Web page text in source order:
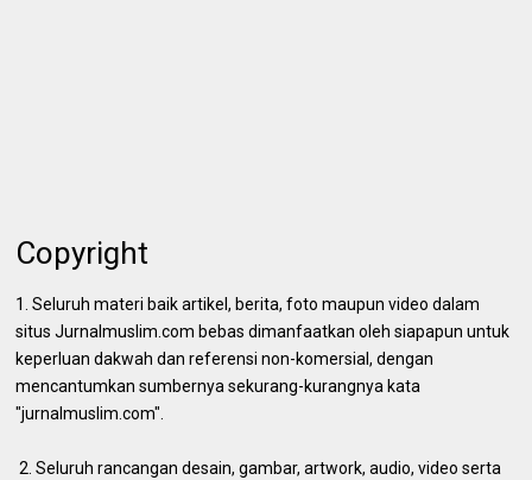
Copyright
1. Seluruh materi baik artikel, berita, foto maupun video dalam
situs Jurnalmuslim.com bebas dimanfaatkan oleh siapapun untuk
keperluan dakwah dan referensi non-komersial, dengan
mencantumkan sumbernya sekurang-kurangnya kata
"jurnalmuslim.com".
2. Seluruh rancangan desain, gambar, artwork, audio, video serta